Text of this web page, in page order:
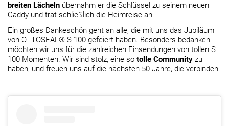
breiten Lächeln übernahm er die Schlüssel zu seinem neuen
Caddy und trat schließlich die Heimreise an.
Ein großes Dankeschön geht an alle, die mit uns das Jubiläum
von OTTOSEAL® S 100 gefeiert haben. Besonders bedanken
möchten wir uns für die zahlreichen Einsendungen von tollen S
100 Momenten. Wir sind stolz, eine so tolle Community zu
haben, und freuen uns auf die nächsten 50 Jahre, die verbinden.